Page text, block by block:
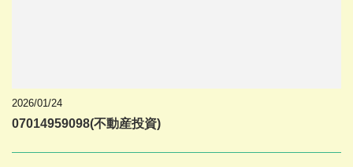
2026/01/24
07014959098(不動産投資)